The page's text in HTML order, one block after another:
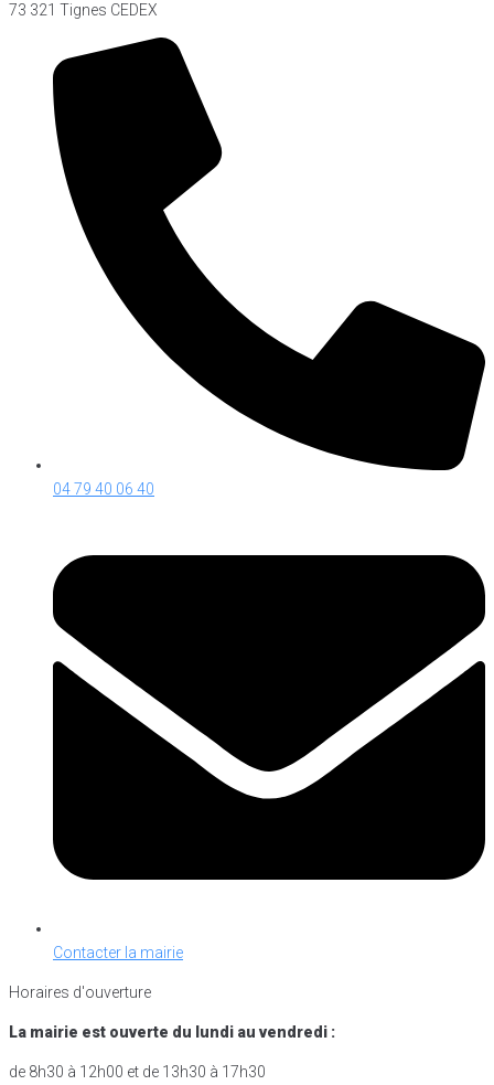
73 321 Tignes CEDEX
04 79 40 06 40
Contacter la mairie
Horaires d'ouverture
La mairie est ouverte du lundi au vendredi :
de 8h30 à 12h00 et de 13h30 à 17h30